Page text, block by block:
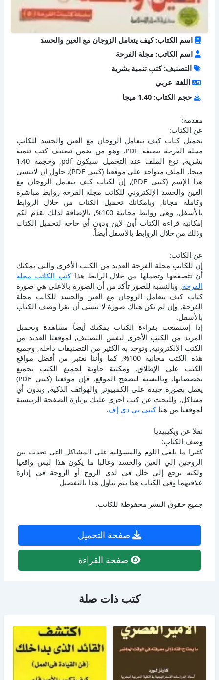
اسم الكتاب: كيف يتعامل الزوجان مع العين والحسد
اسم الكاتب: مجلة الفرحة
التصنيف: كتب تنمية بشرية
اللغة: عربي
حجم الكتاب: 1.40 ميجا
مقدمة:
عن الكتاب:
تحميل كتاب كيف يتعامل الزوجان مع العين والحسد للكاتب
مجلة الفرحة بصيغة PDF, وهو من ضمن تصنيف كتب تنمية
بشرية, نوع الملف عند التحميل سيكون pdf, وحجمه 1.40
ميجا, الملف متواجد على موقعنا (كتبي PDF), حاول أن لاتنسى
هذا الإسم (كتبي PDF), إن لكتاب كيف يتعامل الزوجان مع
العين والحسد الإلكتروني للكاتب مجلة الفرحة روابط مباشرة
وكاملة مجانا, وبإمكانك تحميل الكتاب من خلال الروابط
بالأسفل, وهي روابط مجانية 100%, بالإضافة لذلك نقدم لكم
إمكانية قراءة الكتاب أون لاين ودون أي حاجة لتحميل الكتاب
وذلك من خلال الروابط بالأسفل أيضاً.
عن الكاتب:
إن للكاتب مجلة الفرحة العديد من الكتب الأخرى والتي يمكنك
أن تتصفحها وتحملها من خلال الرابط هذاكتب الكاتب مجلة
الفرحة, وبالنسبة للصور تأكد من أن الصورة بالأعلى هي صورة
كتاب كيف يتعامل الزوجان مع العين والحسد للكاتب مجلة
الفرحة, وإن لم تكن هناك صورة لا تنسى أن تقرأ وصف الكتاب
بالأسفل.
إذا إستمتعت بقراءة الكتاب يمكنك أيضاً مشاهدة وتحميل
المزيد من الكتب الأخرى لنفس التصنيف, لموقعنا العديد من
الكتب الإلكترونية, وتوجد به الكثير من التصنيفات داخله, وجميع
هذه الكتب مجانية 100%, كما وأننا نعتبر من أفضل مواقع
الكتب على الإطلاق, ومكتبة حاوية لجميع الكتب بجميع
تخصصاتها, وبالنسبة لتصفح الموقع, فإن موقعنا (كتبي PDF)
يعمل بصورة جيدة على الكمبيوتر والهواتف الذكية, وبدون أي
مشاكل, وللبحث عن كتب أخرى عليك بزيارة الصفحة الرئيسية
لموقعنا من هناكتبي بي دي إف.
نقلا عن ويكيبيديا:
وصف الكتاب:
كثيرا ما يلقي اللوم والمسؤلية علي المشاكل التي تحدث بين
الزوجين إلي العين والحسد وغالبا ما يكون هذا ليس واقعيا
ولكنه يرجع إلي خلل في لدي الزوج أو الزوجة في إدارة
علاقتهما وفي الكتاب هذا يتم تناول هذا بالتفصيل
جميع حقوق النشر محفوظة للكاتب.
صفحة التحميل
صفحة القراءة
كتب ذات صلة